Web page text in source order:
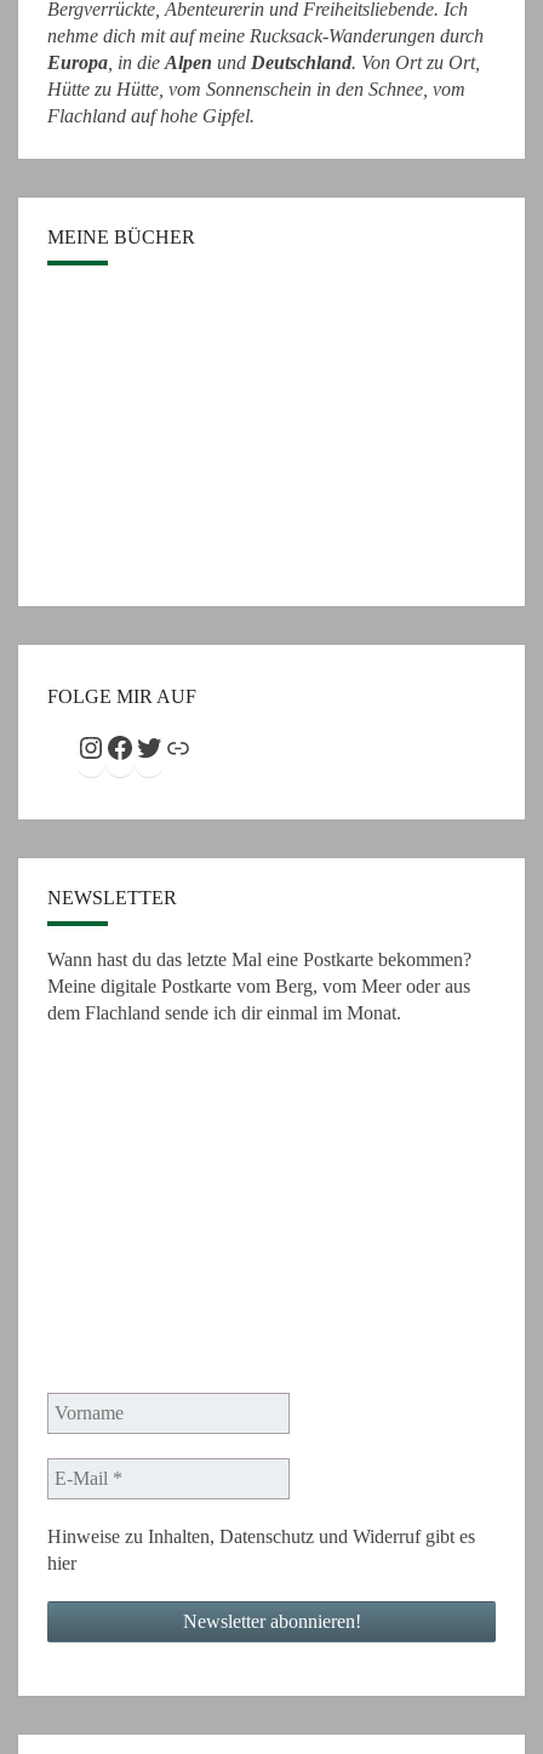
Bergverrückte, Abenteurerin und Freiheitsliebende. Ich
nehme dich mit auf meine Rucksack-Wanderungen durch
Europa , in die Alpen und Deutschland. Von Ort zu Ort,
Hütte zu Hütte, vom Sonnenschein in den Schnee, vom
Flachland auf hohe Gipfel.
MEINE BÜCHER
FOLGE MIR AUF
Instagram
Facebook
Twitter
Link
NEWSLETTER
Wann hast du das letzte Mal eine Postkarte bekommen?
Meine digitale Postkarte vom Berg, vom Meer oder aus
dem Flachland sende ich dir einmal im Monat.
Hinweise zu Inhalten, Datenschutz und Widerruf gibt es
hier